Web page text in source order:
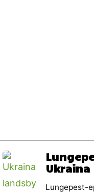
Lungepest-